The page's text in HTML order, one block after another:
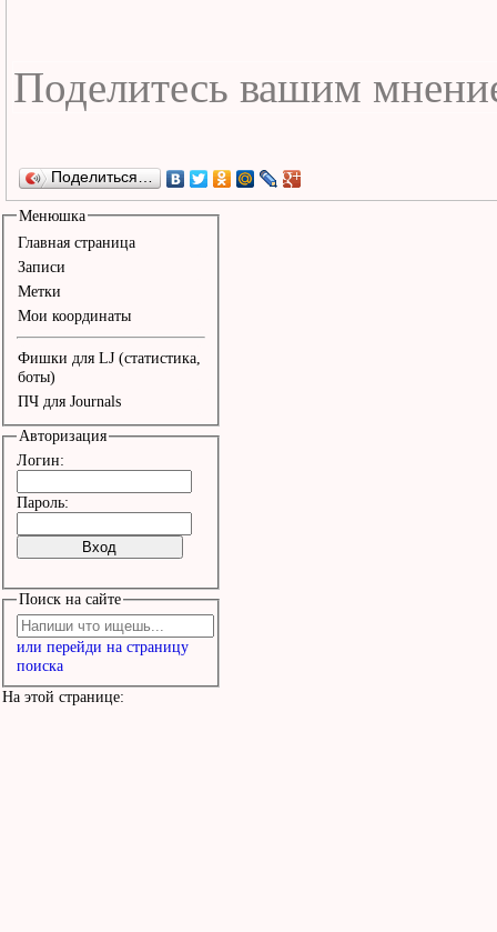
Поделиться…
Менюшка
Главная страница
Записи
Метки
Мои координаты
Фишки для LJ (статистика,
боты)
ПЧ для Journals
Авторизация
Логин:
Пароль:
Поиск на сайте
или перейди на страницу
поиска
На этой странице: